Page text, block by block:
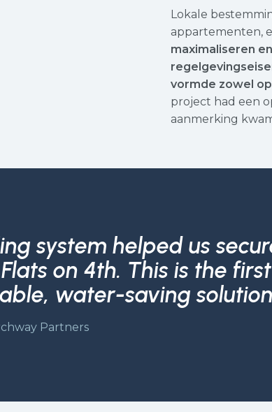
Lokale
appartementen,
maximaliseren
vormde zowel
project had een
aanmerking
system helped us
on 4th. This is the
water-saving
Partners